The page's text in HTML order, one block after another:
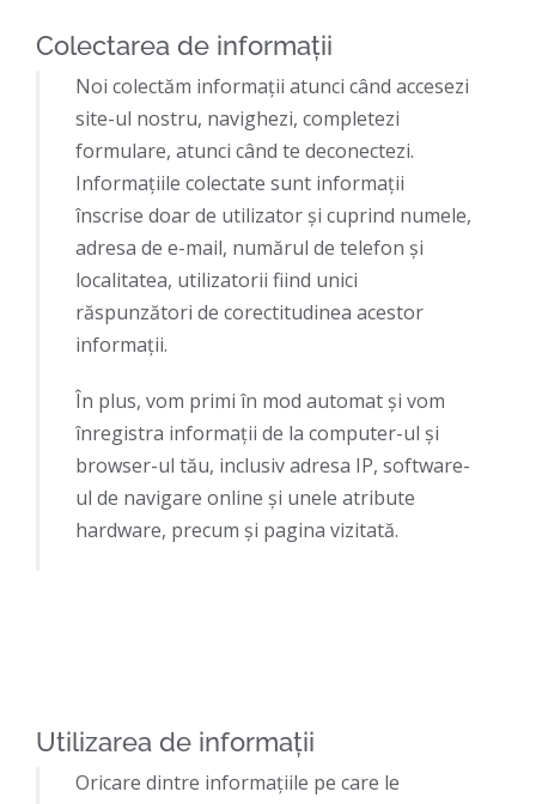
Colectarea de informaţii
Noi colectăm informaţii atunci când accesezi
site-ul nostru, navighezi, completezi
formulare, atunci când te deconectezi.
Informaţiile colectate sunt informaţii
înscrise doar de utilizator şi cuprind numele,
adresa de e-mail, numărul de telefon şi
localitatea, utilizatorii fiind unici
răspunzători de corectitudinea acestor
informaţii.
În plus, vom primi în mod automat și vom
înregistra informații de la computer-ul și
browser-ul tău, inclusiv adresa IP, software-
ul de navigare online și unele atribute
hardware, precum și pagina vizitată.
Utilizarea de informații
Oricare dintre informațiile pe care le